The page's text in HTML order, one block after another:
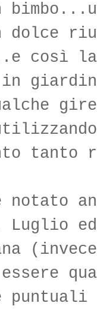
dolce
così
in
tanto
notato
essere
puntuali